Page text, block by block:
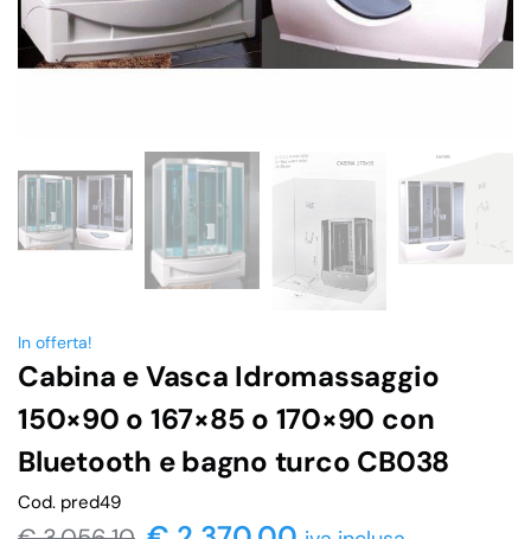
In offerta!
Cabina e Vasca Idromassaggio
150×90 o 167×85 o 170×90 con
Bluetooth e bagno turco CB038
Cod. pred49